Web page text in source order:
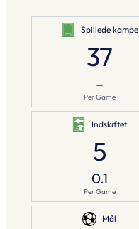
Spillede kampe
37
–
Per Game
Indskiftet
5
0.1
Per Game
Mål